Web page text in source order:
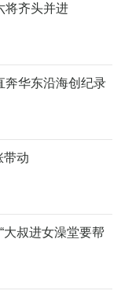
将齐头并进
奔华东沿海创纪录
带动
大叔进女澡堂要帮